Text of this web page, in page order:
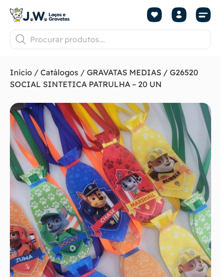
Início / Catálogos / GRAVATAS MEDIAS / G26520
SOCIAL SINTETICA PATRULHA – 20 UN